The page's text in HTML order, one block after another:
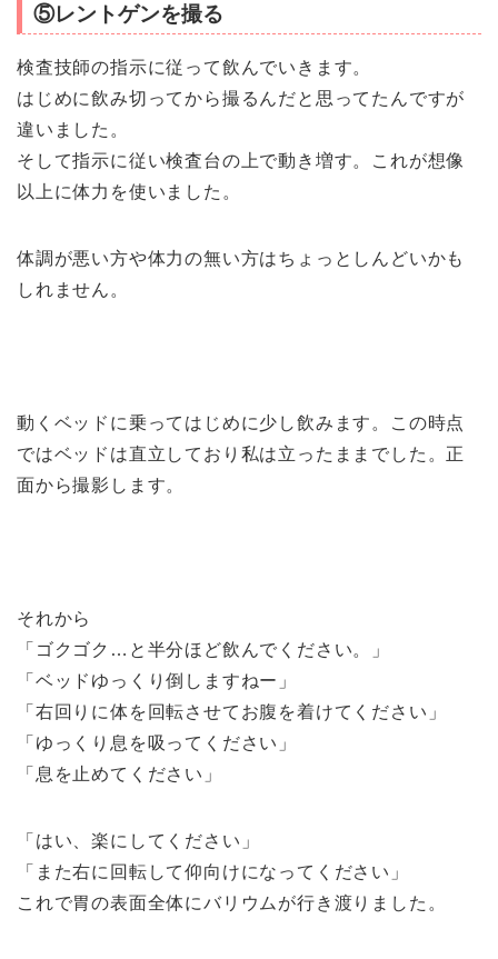
⑤レントゲンを撮る
検査技師の指示に従って飲んでいきます。
はじめに飲み切ってから撮るんだと思ってたんですが
違いました。
そして指示に従い検査台の上で動き増す。これが想像
以上に体力を使いました。
体調が悪い方や体力の無い方はちょっとしんどいかも
しれません。
動くベッドに乗ってはじめに少し飲みます。この時点
ではベッドは直立しており私は立ったままでした。正
面から撮影します。
それから
「ゴクゴク…と半分ほど飲んでください。」
「ベッドゆっくり倒しますねー」
「右回りに体を回転させてお腹を着けてください」
「ゆっくり息を吸ってください」
「息を止めてください」
「はい、楽にしてください」
「また右に回転して仰向けになってください」
これで胃の表面全体にバリウムが行き渡りました。